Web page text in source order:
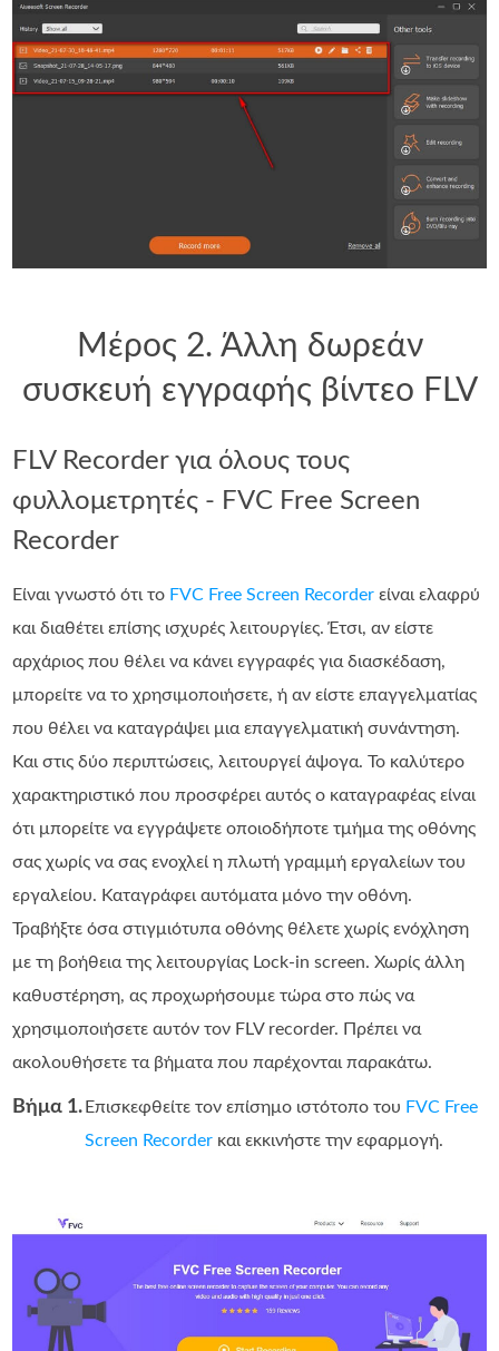
Μέρος 2. Άλλη δωρεάν
συσκευή εγγραφής βίντεο FLV
FLV Recorder για όλους τους
φυλλομετρητές - FVC Free Screen
Recorder
Είναι γνωστό ότι το FVC Free Screen Recorder είναι ελαφρύ
και διαθέτει επίσης ισχυρές λειτουργίες. Έτσι, αν είστε
αρχάριος που θέλει να κάνει εγγραφές για διασκέδαση,
μπορείτε να το χρησιμοποιήσετε, ή αν είστε επαγγελματίας
που θέλει να καταγράψει μια επαγγελματική συνάντηση.
Και στις δύο περιπτώσεις, λειτουργεί άψογα. Το καλύτερο
χαρακτηριστικό που προσφέρει αυτός ο καταγραφέας είναι
ότι μπορείτε να εγγράψετε οποιοδήποτε τμήμα της οθόνης
σας χωρίς να σας ενοχλεί η πλωτή γραμμή εργαλείων του
εργαλείου. Καταγράφει αυτόματα μόνο την οθόνη.
Τραβήξτε όσα στιγμιότυπα οθόνης θέλετε χωρίς ενόχληση
με τη βοήθεια της λειτουργίας Lock-in screen. Χωρίς άλλη
καθυστέρηση, ας προχωρήσουμε τώρα στο πώς να
χρησιμοποιήσετε αυτόν τον FLV recorder. Πρέπει να
ακολουθήσετε τα βήματα που παρέχονται παρακάτω.
Βήμα 1. Επισκεφθείτε τον επίσημο ιστότοπο του FVC Free
Screen Recorder και εκκινήστε την εφαρμογή.